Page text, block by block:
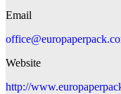
Email
Website
http://